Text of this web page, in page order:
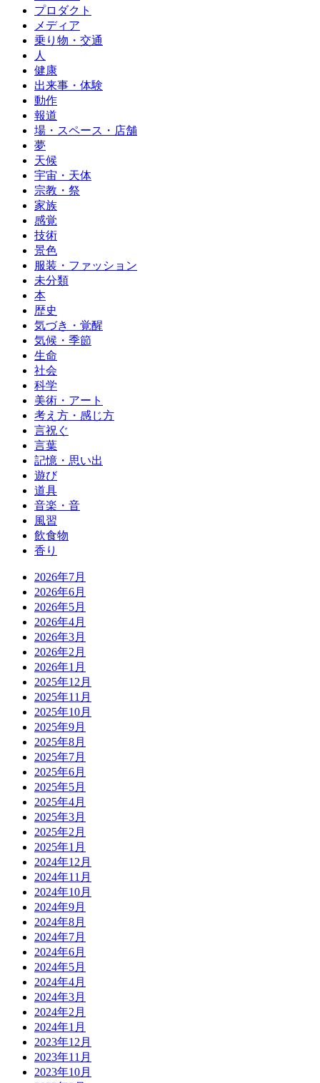
プロダクト
メディア
乗り物・交通
人
健康
出来事・体験
動作
報道
場・スペース・店舗
夢
天候
宇宙・天体
宗教・祭
家族
感覚
技術
景色
服装・ファッション
未分類
本
歴史
気づき・覚醒
気候・季節
生命
社会
科学
美術・アート
考え方・感じ方
言祝ぐ
言葉
記憶・思い出
遊び
道具
音楽・音
風習
飲食物
香り
2026年7月
2026年6月
2026年5月
2026年4月
2026年3月
2026年2月
2026年1月
2025年12月
2025年11月
2025年10月
2025年9月
2025年8月
2025年7月
2025年6月
2025年5月
2025年4月
2025年3月
2025年2月
2025年1月
2024年12月
2024年11月
2024年10月
2024年9月
2024年8月
2024年7月
2024年6月
2024年5月
2024年4月
2024年3月
2024年2月
2024年1月
2023年12月
2023年11月
2023年10月